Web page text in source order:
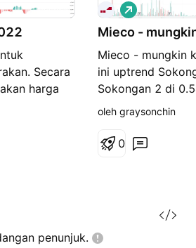
Secara
harga
masih
Mieco -
Mieco - mungkin
ini uptrend
Sokongan 2 di
0.80
P
a
n
a
g
oleh graysonchin
0
penunjuk.